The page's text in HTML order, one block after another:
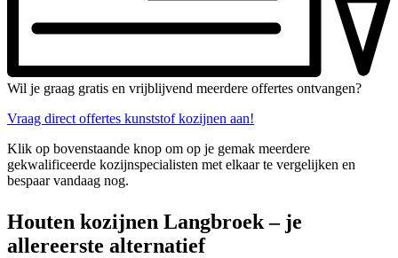
Wil je graag gratis en vrijblijvend meerdere offertes ontvangen?
Vraag direct offertes kunststof kozijnen aan!
Klik op bovenstaande knop om op je gemak meerdere
gekwalificeerde kozijnspecialisten met elkaar te vergelijken en
bespaar vandaag nog.
Houten kozijnen Langbroek – je
allereerste alternatief